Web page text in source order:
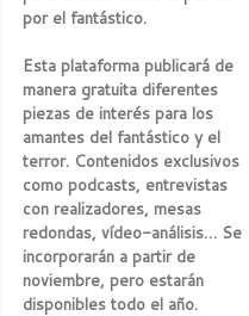
por el fantástico.
Esta plataforma publicará de
manera gratuita diferentes
piezas de interés para los
amantes del fantástico y el
terror. Contenidos exclusivos
como podcasts, entrevistas
con realizadores, mesas
redondas, vídeo-análisis… Se
incorporarán a partir de
noviembre, pero estarán
disponibles todo el año.